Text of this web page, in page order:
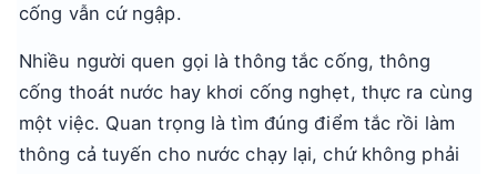
cống vẫn cứ ngập.
Nhiều người quen gọi là thông tắc cống, thông
cống thoát nước hay khơi cống nghẹt, thực ra cùng
một việc. Quan trọng là tìm đúng điểm tắc rồi làm
thông cả tuyến cho nước chạy lại, chứ không phải